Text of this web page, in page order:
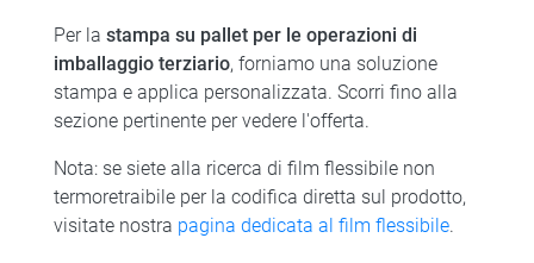
Per la stampa su pallet per le operazioni di
imballaggio terziario, forniamo una soluzione
stampa e applica personalizzata. Scorri fino alla
sezione pertinente per vedere l'offerta.
Nota: se siete alla ricerca di film flessibile non
termoretraibile per la codifica diretta sul prodotto,
visitate nostra pagina dedicata al film flessibile.